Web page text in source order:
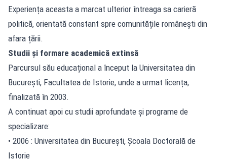
Experiența aceasta a marcat ulterior întreaga sa carieră
politică, orientată constant spre comunitățile românești din
afara țării.
Studii și formare academică extinsă
Parcursul său educațional a început la Universitatea din
București, Facultatea de Istorie, unde a urmat licența,
finalizată în 2003.
A continuat apoi cu studii aprofundate și programe de
specializare:
• 2006 : Universitatea din București, Școala Doctorală de
Istorie